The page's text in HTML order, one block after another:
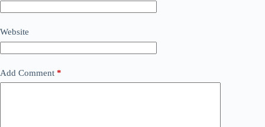
Website
Add Comment *